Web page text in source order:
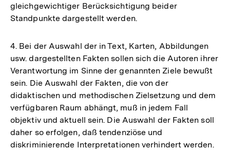
gleichgewichtiger Berücksichtigung beider
Standpunkte dargestellt werden.
4. Bei der Auswahl der in Text, Karten, Abbildungen
usw. dargestellten Fakten sollen sich die Autoren ihrer
Verantwortung im Sinne der genannten Ziele bewußt
sein. Die Auswahl der Fakten, die von der
didaktischen und methodischen Zielsetzung und dem
verfügbaren Raum abhängt, muß in jedem Fall
objektiv und aktuell sein. Die Auswahl der Fakten soll
daher so erfolgen, daß tendenziöse und
diskriminierende Interpretationen verhindert werden.